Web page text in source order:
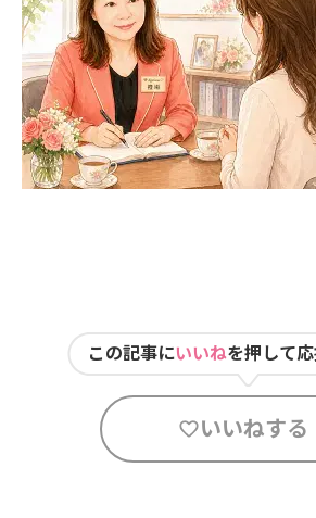
この記事にいいねを押して
いいねする